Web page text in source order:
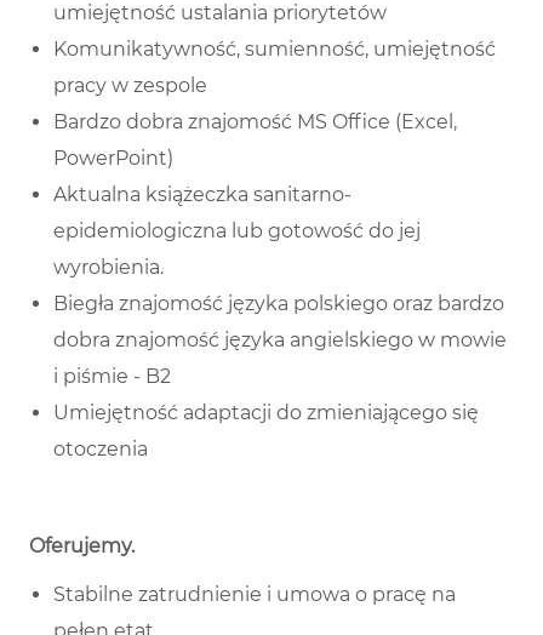
umiejętność ustalania priorytetów
Komunikatywność, sumienność, umiejętność
pracy w zespole
Bardzo dobra znajomość MS Office (Excel,
PowerPoint)
Aktualna książeczka sanitarno-
epidemiologiczna lub gotowość do jej
wyrobienia.
Biegła znajomość języka polskiego oraz bardzo
dobra znajomość języka angielskiego w mowie
i piśmie - B2
Umiejętność adaptacji do zmieniającego się
otoczenia
Oferujemy.
Stabilne zatrudnienie i umowa o pracę na